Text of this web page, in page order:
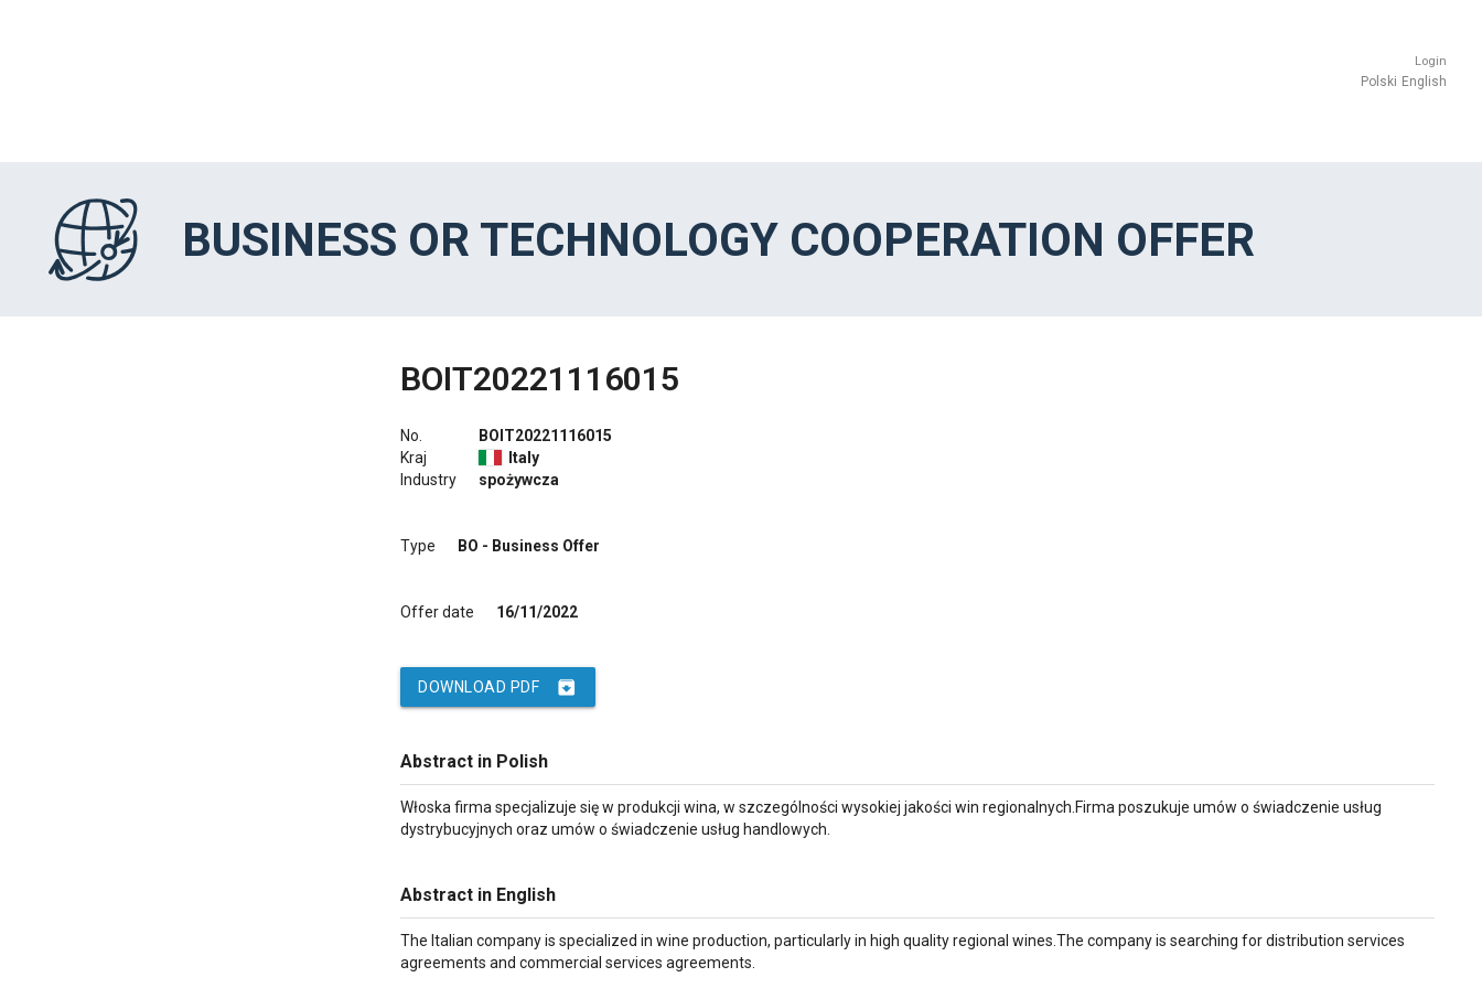
Login
Polski English
BUSINESS OR TECHNOLOGY COOPERATION OFFER
BOIT20221116015
No.
Kraj
Industry
BOIT20221116015
Italy
spożywcza
Type BO - Business Offer
Offer date 16/11/2022
archive
DOWNLOAD PDF
Abstract in Polish
Włoska firma specjalizuje się w produkcji wina, w szczególności wysokiej jakości win regionalnych.Firma poszukuje umów o świadczenie usług
dystrybucyjnych oraz umów o świadczenie usług handlowych.
Abstract in English
The Italian company is specialized in wine production, particularly in high quality regional wines.The company is searching for distribution services
agreements and commercial services agreements.